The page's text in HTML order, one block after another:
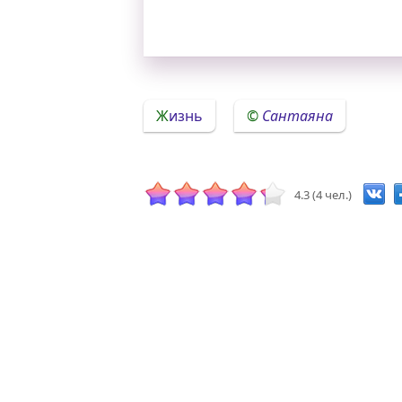
Жизнь Сантаяна
4.3 (4 чел.)